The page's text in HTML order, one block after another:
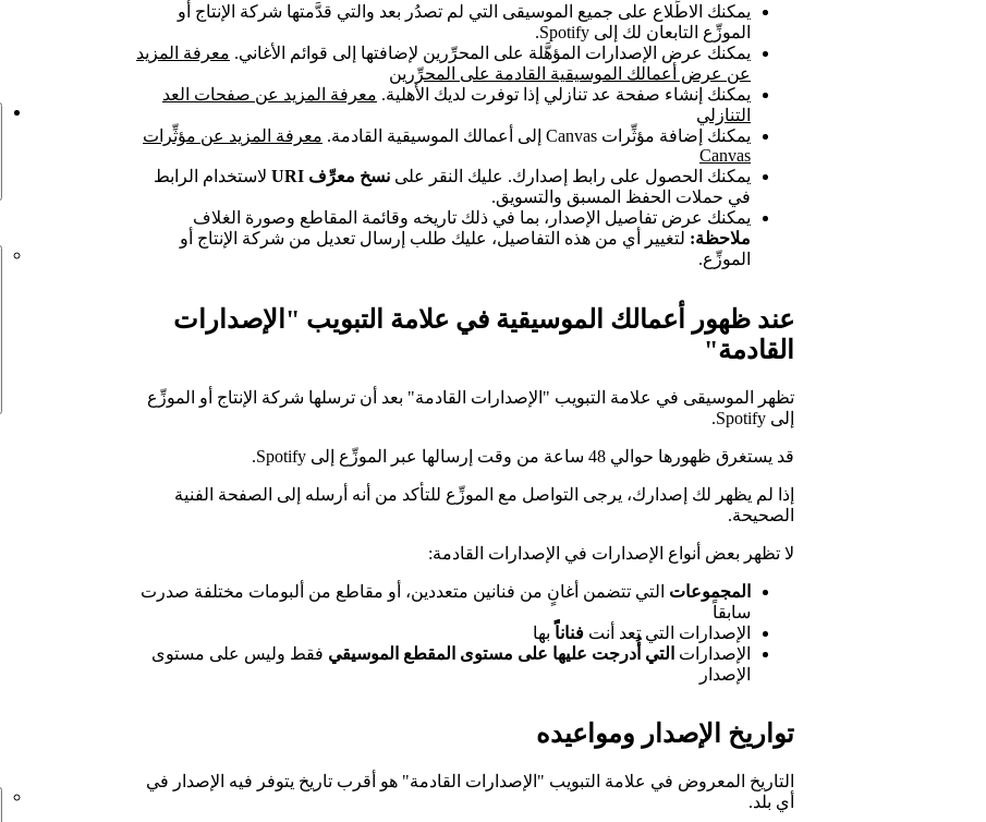
يمكنك الاطِّلاع على جميع الموسيقى التي لم تصدُر بعد والتي قدَّمتها شركة الإنتاج أو
الموزِّع التابعان لك إلى Spotify.
يمكنك عرض الإصدارات المؤهَّلة على المحرِّرين لإضافتها إلى قوائم الأغاني. معرفة المزيد
عن عرض أعمالك الموسيقية القادمة على المحرِّرين
يمكنك إنشاء صفحة عد تنازلي إذا توفرت لديك الأهلية. معرفة المزيد عن صفحات العد
التنازلي
يمكنك إضافة مؤثِّرات Canvas إلى أعمالك الموسيقية القادمة.
معرفة المزيد عن مؤثِّرات
Canvas
يمكنك الحصول على رابط إصدارك. عليك النقر على نسخ معرِّف URI
لاستخدام الرابط
في حملات الحفظ المسبق والتسويق.
يمكنك عرض تفاصيل الإصدار، بما في ذلك تاريخه وقائمة المقاطع وصورة الغلاف
ملاحظة: لتغيير أي من هذه التفاصيل، عليك طلب إرسال تعديل من شركة الإنتاج أو
الموزِّع.
عند ظهور أعمالك الموسيقية في علامة التبويب "الإصدارات
القادمة"
تظهر الموسيقى في علامة التبويب "الإصدارات القادمة" بعد أن ترسلها شركة الإنتاج أو الموزِّع
إلى Spotify.
قد يستغرق ظهورها حوالي 48 ساعة من وقت إرسالها عبر الموزِّع إلى Spotify.
إذا لم يظهر لك إصدارك، يرجى التواصل مع الموزِّع للتأكد من أنه أرسله إلى الصفحة الفنية
الصحيحة.
لا تظهر بعض أنواع الإصدارات في الإصدارات القادمة:
المجموعات التي تتضمن أغانٍ من فنانين متعددين، أو مقاطع من ألبومات مختلفة صدرت
سابقاً
الإصدارات التي تعد أنت فناناًً بها
الإصدارات التي أُدرجت عليها على مستوى المقطع الموسيقي فقط وليس على مستوى
الإصدار
تواريخ الإصدار ومواعيده
التاريخ المعروض في علامة التبويب "الإصدارات القادمة" هو أقرب تاريخ يتوفر فيه الإصدار في
أي بلد.